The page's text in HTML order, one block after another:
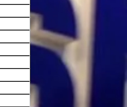
12件の記事
7件の記事
17件の記事
17件の記事
25件の記事
25件の記事